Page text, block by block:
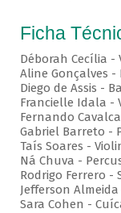
Ficha
Déborah Cecília -
Aline Gonçalves
Diego de Assis -
Francielle Idala -
Fernando
Gabriel Barreto -
Taís Soares -
Ná Chuva -
Rodrigo Ferrero -
Jefferson Almeida
Sara Cohen -